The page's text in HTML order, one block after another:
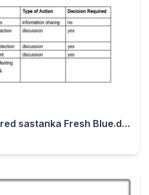
Jednostavan dnevni red sastanka Fresh Blue.docx